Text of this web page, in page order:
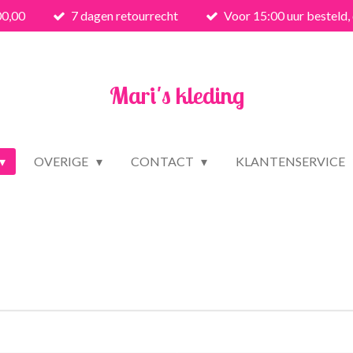
7 dagen retourrecht Voor 15:00 uur
Mari's kleding
OVERIGE CONTACT KLANTENSERVICE